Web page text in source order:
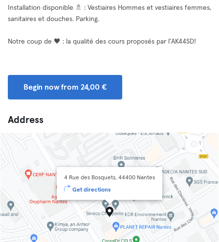
Installation disponible 🚿 : Vestiaires Hommes et vestiaires femmes,
sanitaires et douches. Parking.
Notre coup de 🖤 : la qualité des cours proposés par l'AK44SD!
Begin now from 24,00 €
Address
4 Rue des Bosquets, 44400 Nantes
Get directions